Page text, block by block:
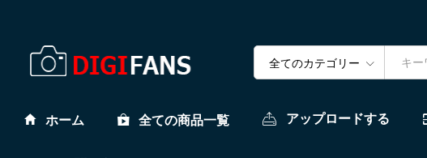
全てのカテゴリー
ホーム 全ての商品一覧 アップロードする